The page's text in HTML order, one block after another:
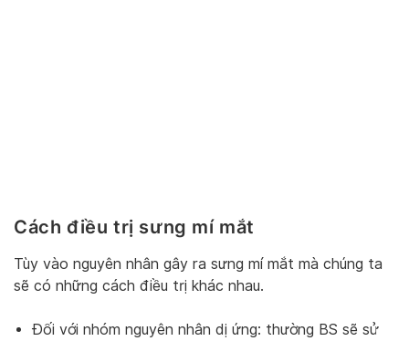
Cách điều trị sưng mí mắt
Tùy vào nguyên nhân gây ra sưng mí mắt mà chúng ta
sẽ có những cách điều trị khác nhau.
Đối với nhóm nguyên nhân dị ứng: thường BS sẽ sử